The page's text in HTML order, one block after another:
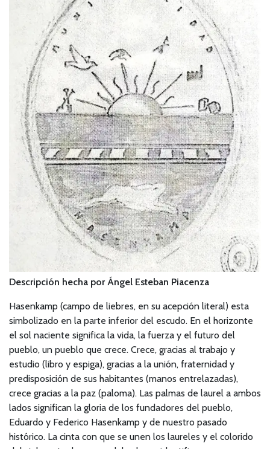
Descripción hecha por Ángel Esteban Piacenza
Hasenkamp (campo de liebres, en su acepción literal) esta
simbolizado en la parte inferior del escudo. En el horizonte
el sol naciente significa la vida, la fuerza y el futuro del
pueblo, un pueblo que crece. Crece, gracias al trabajo y
estudio (libro y espiga), gracias a la unión, fraternidad y
predisposición de sus habitantes (manos entrelazadas),
crece gracias a la paz (paloma). Las palmas de laurel a ambos
lados significan la gloria de los fundadores del pueblo,
Eduardo y Federico Hasenkamp y de nuestro pasado
histórico. La cinta con que se unen los laureles y el colorido